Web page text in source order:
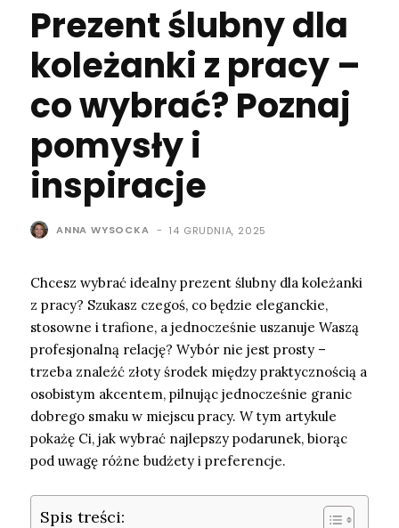
Prezent ślubny dla
koleżanki z pracy –
co wybrać? Poznaj
pomysły i
inspiracje
ANNA WYSOCKA - 14 GRUDNIA, 2025
Chcesz wybrać idealny prezent ślubny dla koleżanki
z pracy? Szukasz czegoś, co będzie eleganckie,
stosowne i trafione, a jednocześnie uszanuje Waszą
profesjonalną relację? Wybór nie jest prosty –
trzeba znaleźć złoty środek między praktycznością a
osobistym akcentem, pilnując jednocześnie granic
dobrego smaku w miejscu pracy. W tym artykule
pokażę Ci, jak wybrać najlepszy podarunek, biorąc
pod uwagę różne budżety i preferencje.
Spis treści: